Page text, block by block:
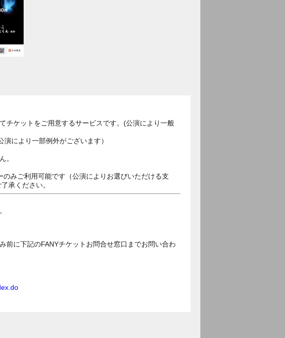
チケットをご用意するサービスです。(公演により一般
演により一部例外がございます）
。
みご利用可能です（公演によりお選びいただける支
承ください。
前に下記のFANYチケットお問合せ窓口までお問い合わ